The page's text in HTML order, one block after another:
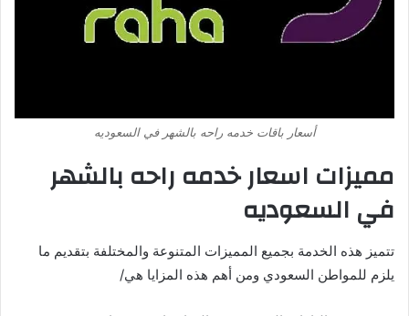
أسعار باقات خدمه راحه بالشهر في السعوديه
مميزات اسعار خدمه راحه بالشهر
في السعوديه
تتميز هذه الخدمة بجميع المميزات المتنوعة والمختلفة بتقديم ما
يلزم للمواطن السعودي ومن أهم هذه المزايا هي/